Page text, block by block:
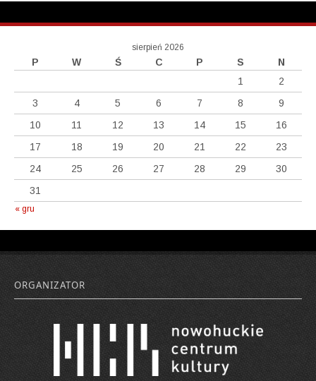
sierpień 2026
P W Ś C P S
N
1
2
3
4 5 6 7 8
9
10
11 12 13 14 15
16
17
18 19 20 21 22
23
24
25 26 27 28 29
30
31
« gru
ORGANIZATOR